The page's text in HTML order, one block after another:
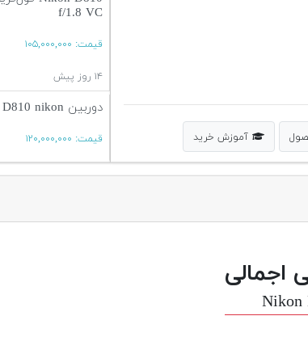
f/1.8 VC
قیمت: ۱۰۵,۰۰۰,۰۰۰
۱۴ روز پیش
دوربین D810 nikon
قیمت: ۱۲۰,۰۰۰,۰۰۰ آموزش خرید
اجمالی
Nikon